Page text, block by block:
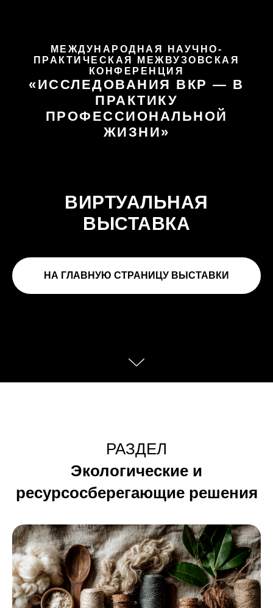
МЕЖДУНАРОДНАЯ НАУЧНО-
ПРАКТИЧЕСКАЯ МЕЖВУЗОВСКАЯ
КОНФЕРЕНЦИЯ
«ИССЛЕДОВАНИЯ ВКР — В
ПРАКТИКУ
ПРОФЕССИОНАЛЬНОЙ
ЖИЗНИ»
ВИРТУАЛЬНАЯ
ВЫСТАВКА
НА ГЛАВНУЮ СТРАНИЦУ ВЫСТАВКИ
РАЗДЕЛ
Экологические и
ресурсосберегающие решения